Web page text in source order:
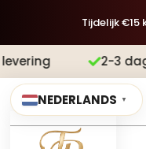
Tijdelijk
3 dagen levertijd
NEDERLANDS ▼